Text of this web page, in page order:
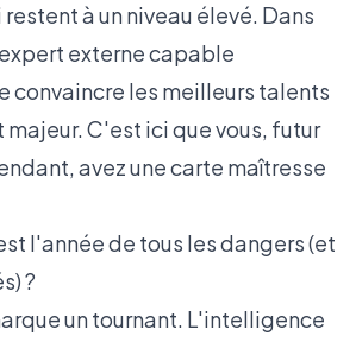
à un niveau élevé. Dans
externe capable
convaincre les meilleurs talents
C'est ici que vous, futur
avez une carte maîtresse
l'année de tous les dangers (et
?
un tournant. L'intelligence